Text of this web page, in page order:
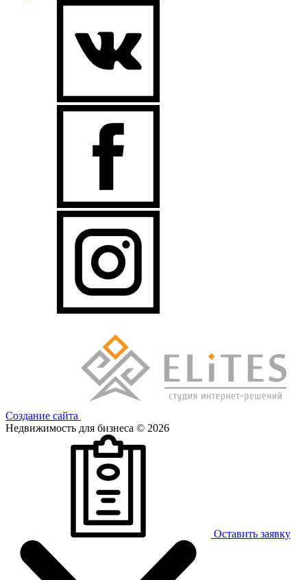
Создание сайта
Недвижимость для бизнеса © 2026
Оставить заявку